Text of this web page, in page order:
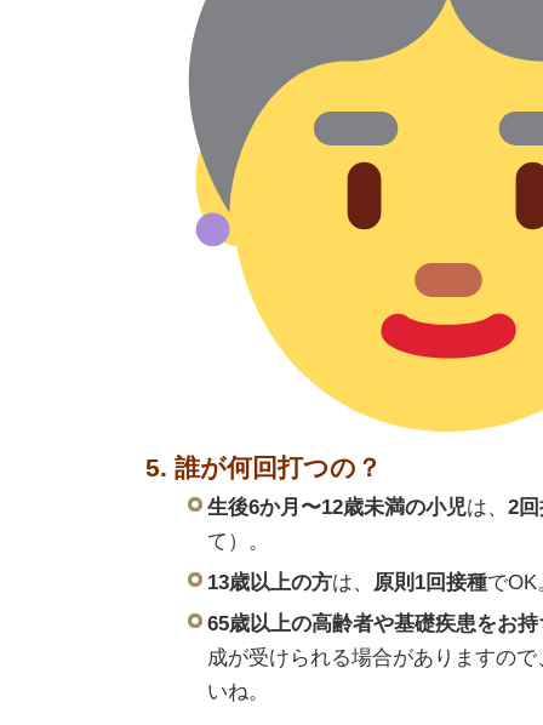
5. 誰が何回打つの？
生後6か月〜12歳未満の小児は、 2
て）。
13歳以上の方は、 原則1回接種でOK
65歳以上の高齢者や基礎疾患をお
成が受けられる場合がありますの
いね。